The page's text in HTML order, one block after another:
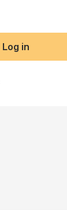
Log in